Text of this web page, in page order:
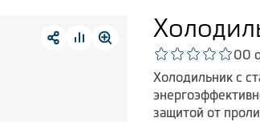
00
Холодильник с
защитой от